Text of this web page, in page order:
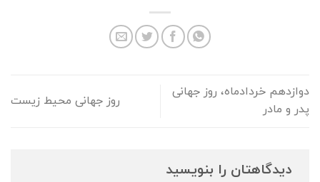
دوازدهم خردادماه، روز جهانی
پدر و مادر
روز جهانی محیط زیست
دیدگاهتان را بنویسید